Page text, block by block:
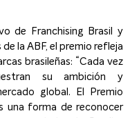
de Franchising Brasil y
la ABF, el premio refleja
brasileñas: “Cada vez
su ambición y
global. El Premio
una forma de reconocer